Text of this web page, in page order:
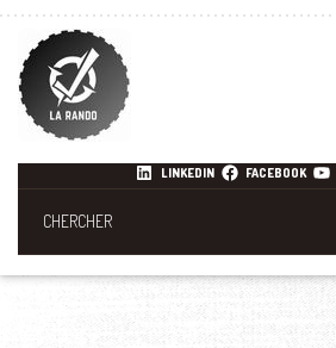
LINKEDIN FACEBOOK